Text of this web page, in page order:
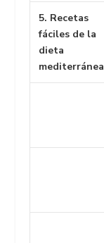
5. Recetas
fáciles de la
dieta
mediterránea